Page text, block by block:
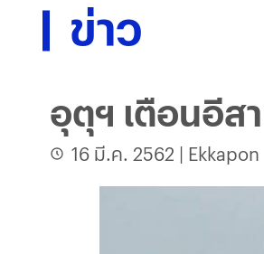
ข่าว
อุตุฯ เตือนอีส
16 มี.ค. 2562 | Ekkapon